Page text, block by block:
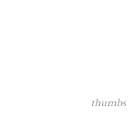
thumbs